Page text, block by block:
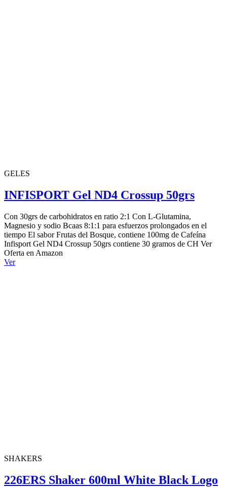
GELES
INFISPORT Gel ND4 Crossup 50grs
Con 30grs de carbohidratos en ratio 2:1 Con L-Glutamina,
Magnesio y sodio Bcaas 8:1:1 para esfuerzos prolongados en el
tiempo El sabor Frutas del Bosque, contiene 100mg de Cafeína
Infisport Gel ND4 Crossup 50grs contiene 30 gramos de CH Ver
Oferta en Amazon
Ver
SHAKERS
226ERS Shaker 600ml White Black Logo